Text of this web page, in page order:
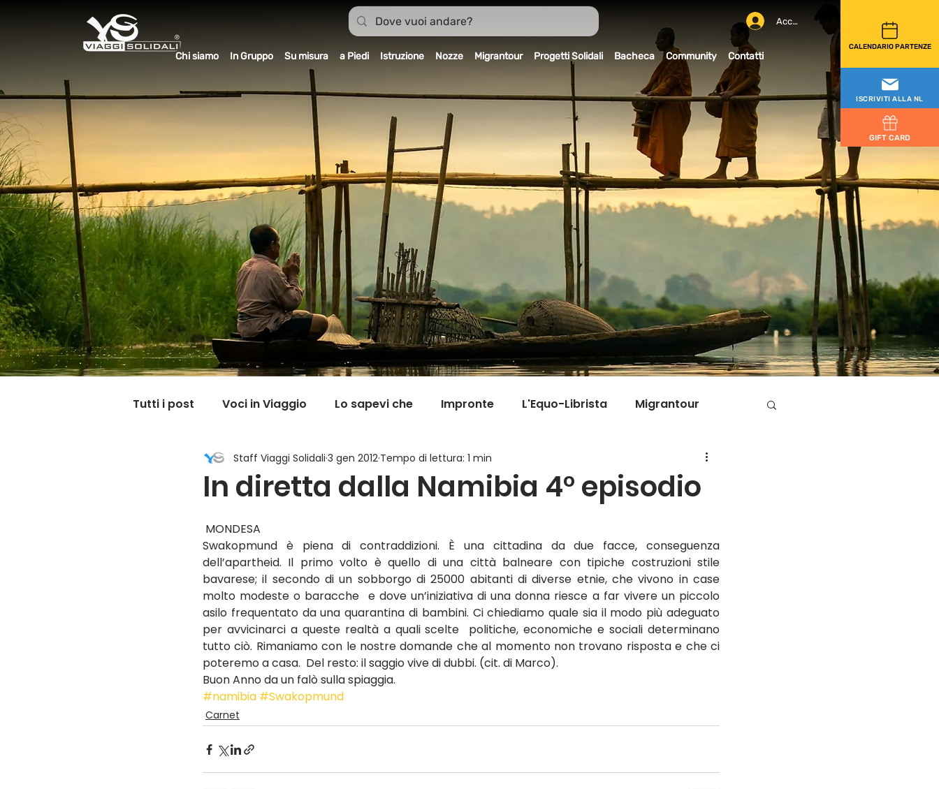
CALENDARIO PARTENZE
Accedi
ISCRIVITI ALLA NL
GIFT CARD
Chi siamo In Gruppo Su misura a Piedi Istruzione Nozze Migrantour Progetti Solidali Bacheca Community Contatti
Tutti i post Voci in Viaggio Lo sapevi che Impronte L'Equo-Librista Migrantour
Dicono di noi Carnet Good News I Viaggi della Tarta
In diretta dalla Namibia 4° episodio
Staff Viaggi Solidali 3 gen 2012 Tempo di lettura: 1 min
MONDESA
Swakopmund è piena di contraddizioni. È una cittadina da due facce, conseguenza
dell’apartheid. Il primo volto è quello di una città balneare con tipiche costruzioni stile
bavarese; il secondo di un sobborgo di 25000 abitanti di diverse etnie, che vivono in case
molto modeste o baracche  e dove un’iniziativa di una donna riesce a far vivere un piccolo
asilo frequentato da una quarantina di bambini. Ci chiediamo quale sia il modo più adeguato
per avvicinarci a queste realtà a quali scelte  politiche, economiche e sociali determinano
tutto ciò. Rimaniamo con le nostre domande che al momento non trovano risposta e che ci
poteremo a casa.  Del resto: il saggio vive di dubbi. (cit. di Marco).
Buon Anno da un falò sulla spiaggia.
#namibia #Swakopmund
Carnet